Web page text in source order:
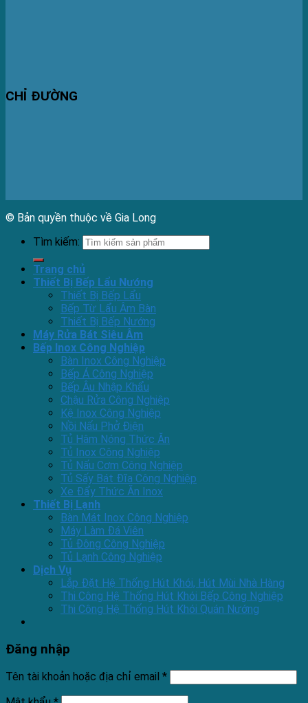
CHỈ ĐƯỜNG
© Bản quyền thuộc về Gia Long
Tìm kiếm:
Trang chủ
Thiết Bị Bếp Lẩu Nướng
Thiết Bị Bếp Lẩu
Bếp Từ Lẩu Âm Bàn
Thiết Bị Bếp Nướng
Máy Rửa Bát Siêu Âm
Bếp Inox Công Nghiệp
Bàn Inox Công Nghiệp
Bếp Á Công Nghiệp
Bếp Âu Nhập Khẩu
Chậu Rửa Công Nghiệp
Kệ Inox Công Nghiệp
Nồi Nấu Phở Điện
Tủ Hâm Nóng Thức Ăn
Tủ Inox Công Nghiệp
Tủ Nấu Cơm Công Nghiệp
Tủ Sấy Bát Đĩa Công Nghiệp
Xe Đẩy Thức Ăn Inox
Thiết Bị Lạnh
Bàn Mát Inox Công Nghiệp
Máy Làm Đá Viên
Tủ Đông Công Nghiệp
Tủ Lạnh Công Nghiệp
Dịch Vụ
Lắp Đặt Hệ Thống Hút Khói, Hút Mùi Nhà Hàng
Thi Công Hệ Thống Hút Khói Bếp Công Nghiệp
Thi Công Hệ Thống Hút Khói Quán Nướng
Đăng nhập
Tên tài khoản hoặc địa chỉ email *